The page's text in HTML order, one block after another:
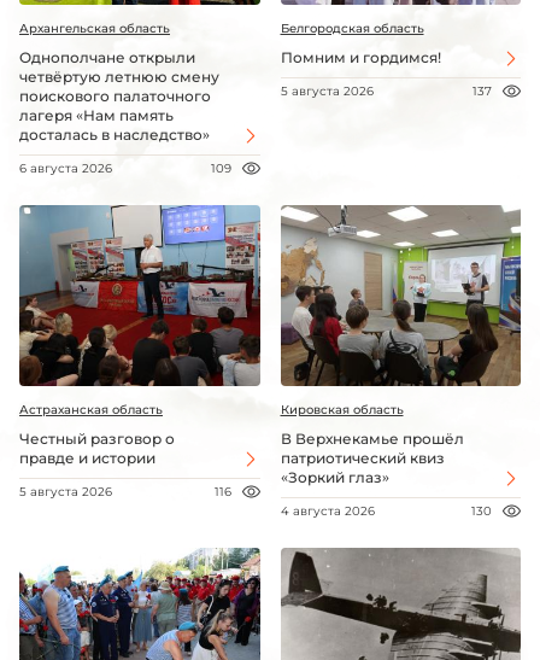
Архангельская область
Однополчане открыли
четвёртую летнюю смену
поискового палаточного
лагеря «Нам память
досталась в наследство»
6 августа 2026 109
Белгородская область
Помним и гордимся!
5 августа 2026 137
Астраханская область
Честный разговор о
правде и истории
5 августа 2026 116
Кировская область
В Верхнекамье прошёл
патриотический квиз
«Зоркий глаз»
4 августа 2026 130